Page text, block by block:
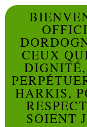
CEUX
HARKIS,
SOIENT